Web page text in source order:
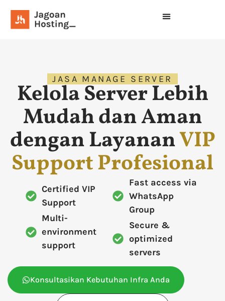
JASA MANAGE SERVER
Kelola Server Lebih
Mudah dan Aman
dengan LayananVIP
Support Profesional
Certified VIP
Support
Multi-
environment
support
Fast access via
WhatsApp
Group
Secure &
optimized
servers
Konsultasikan Kebutuhan Infra Anda